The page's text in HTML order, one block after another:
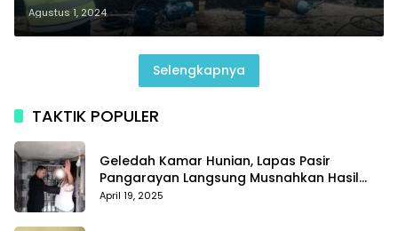
Agustus 1, 2024
Selengkapnya
TAKTIK POPULER
Geledah Kamar Hunian, Lapas Pasir
Pangarayan Langsung Musnahkan Hasil
Temuan
April 19, 2025